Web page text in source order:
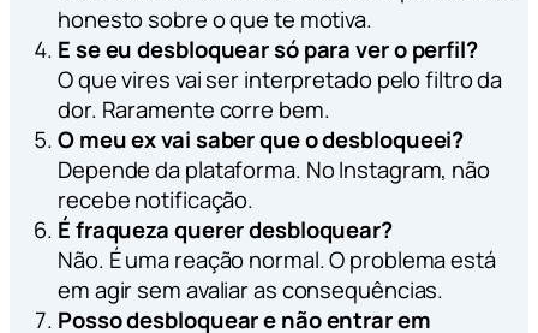
honesto sobre o que te motiva.
E se eu desbloquear só para ver o perfil?
O que vires vai ser interpretado pelo filtro da
dor. Raramente corre bem.
O meu ex vai saber que o desbloqueei?
Depende da plataforma. No Instagram, não
recebe notificação.
É fraqueza querer desbloquear?
Não. É uma reação normal. O problema está
em agir sem avaliar as consequências.
Posso desbloquear e não entrar em